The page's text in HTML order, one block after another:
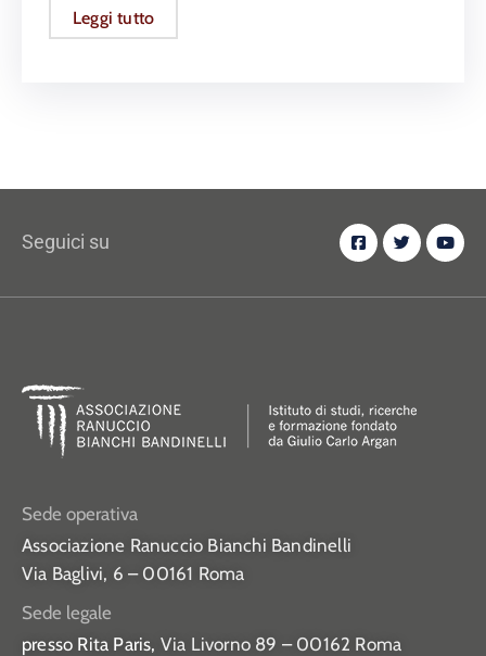
Leggi tutto
Seguici su
Sede operativa
Associazione Ranuccio Bianchi Bandinelli
Via Baglivi, 6 – 00161 Roma
Sede legale
presso Rita Paris, Via Livorno 89 – 00162 Roma